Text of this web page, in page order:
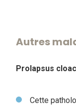
Autres
Prolapsus
Cette